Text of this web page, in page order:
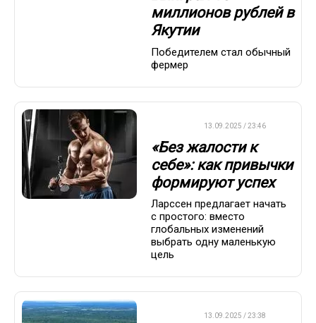
миллионов рублей в
Якутии
Победителем стал обычный
фермер
13.09.2025 / 23:46
«Без жалости к
себе»: как привычки
формируют успех
Ларссен предлагает начать
с простого: вместо
глобальных изменений
выбрать одну маленькую
цель
13.09.2025 / 23:38